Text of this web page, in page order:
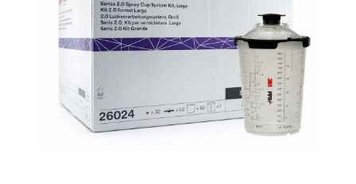
132,03 € incl. IVA
Quantità
Aggiungi al Carrello
Ordina entro le 23:59, spedito oggi
Spedizione gratuitada 150,- €